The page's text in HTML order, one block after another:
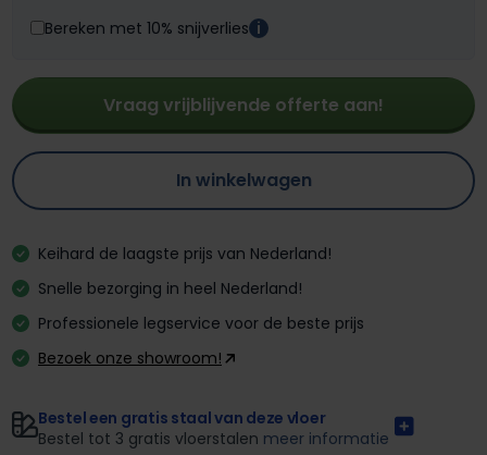
Bereken met 10% snijverlies i
Vraag vrijblijvende offerte aan!
In winkelwagen
Keihard de laagste prijs van Nederland!
Snelle bezorging in heel Nederland!
Professionele legservice voor de beste prijs
Bezoek onze showroom!
Bestel een gratis staal van deze vloer
Bestel tot 3 gratis vloerstalen meer informatie